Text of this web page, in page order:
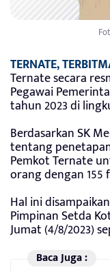
TERNATE,
Ternate secara
Pegawai
tahun 2023 di
Berdasarkan SK
tentang
Pemkot Ternate
orang dengan 155
Hal ini
Pimpinan Setda
Jumat (4/8/2023)
Baca Juga :